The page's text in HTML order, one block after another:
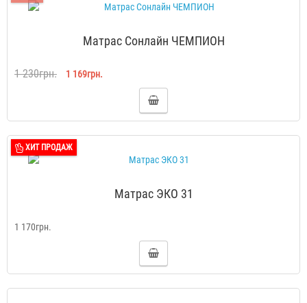
Матрас Сонлайн ЧЕМПИОН
1 230грн. 1 169грн.
ХИТ ПРОДАЖ
Матрас ЭКО 31
1 170грн.